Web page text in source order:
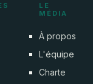
LE
MÉDIA
À propos
L'équipe
Charte